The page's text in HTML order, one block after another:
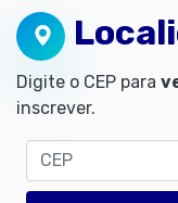
Digite o CEP para
inscrever.
CEP